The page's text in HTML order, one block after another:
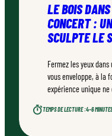
LE BOIS
CONCERT :
SCULPTE LE
Fermez les yeux
vous enveloppe, à la
expérience unique
TEMPS DE LECTURE :4–6 MINUTES